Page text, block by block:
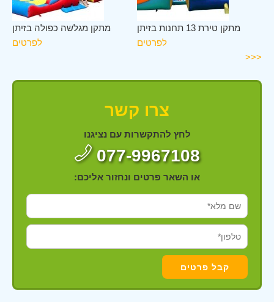
מתקן מגלשה כפולה בזיתן
לפרטים
מתקן טירת 13 תחנות בזיתן
לפרטים
<<<
צרו קשר
לחץ להתקשרות עם נציגנו
077-9967108
או השאר פרטים ונחזור אליכם: